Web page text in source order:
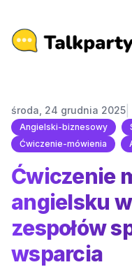
środa, 24 grudnia 2025
Angielski-biznesowy
Ćwiczenie-mówienia
Ćwiczenie
angielsku
zespołów
wsparcia